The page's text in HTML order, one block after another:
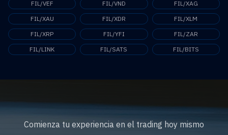
FIL/VEF
FIL/VND
FIL/XAG
FIL/XAU
FIL/XDR
FIL/XLM
FIL/XRP
FIL/YFI
FIL/ZAR
FIL/LINK
FIL/SATS FIL/BITS
Comienza tu experiencia en el trading hoy mismo